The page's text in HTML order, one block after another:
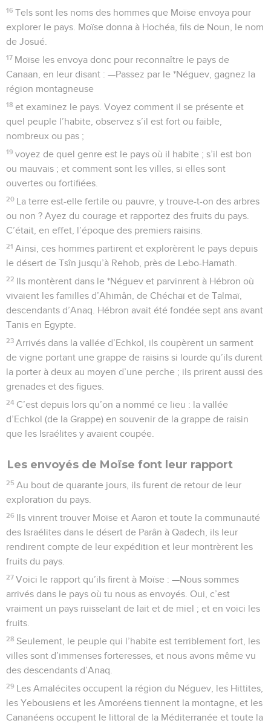
16 Tels sont les noms des hommes que Moïse envoya pour
explorer le pays. Moïse donna à Hochéa, fils de Noun, le nom
de Josué.
17 Moïse les envoya donc pour reconnaître le pays de
Canaan, en leur disant : —Passez par le *Néguev, gagnez la
région montagneuse
18 et examinez le pays. Voyez comment il se présente et
quel peuple l’habite, observez s’il est fort ou faible,
nombreux ou pas ;
19 voyez de quel genre est le pays où il habite ; s’il est bon
ou mauvais ; et comment sont les villes, si elles sont
ouvertes ou fortifiées.
20 La terre est-elle fertile ou pauvre, y trouve-t-on des arbres
ou non ? Ayez du courage et rapportez des fruits du pays.
C’était, en effet, l’époque des premiers raisins.
21 Ainsi, ces hommes partirent et explorèrent le pays depuis
le désert de Tsîn jusqu’à Rehob, près de Lebo-Hamath.
22 Ils montèrent dans le *Néguev et parvinrent à Hébron où
vivaient les familles d’Ahimân, de Chéchaï et de Talmaï,
descendants d’Anaq. Hébron avait été fondée sept ans avant
Tanis en Egypte.
23 Arrivés dans la vallée d’Echkol, ils coupèrent un sarment
de vigne portant une grappe de raisins si lourde qu’ils durent
la porter à deux au moyen d’une perche ; ils prirent aussi des
grenades et des figues.
24 C’est depuis lors qu’on a nommé ce lieu : la vallée
d’Echkol (de la Grappe) en souvenir de la grappe de raisin
que les Israélites y avaient coupée.
Les envoyés de Moïse font leur rapport
25 Au bout de quarante jours, ils furent de retour de leur
exploration du pays.
26 Ils vinrent trouver Moïse et Aaron et toute la communauté
des Israélites dans le désert de Parân à Qadech, ils leur
rendirent compte de leur expédition et leur montrèrent les
fruits du pays.
27 Voici le rapport qu’ils firent à Moïse : —Nous sommes
arrivés dans le pays où tu nous as envoyés. Oui, c’est
vraiment un pays ruisselant de lait et de miel ; et en voici les
fruits.
28 Seulement, le peuple qui l’habite est terriblement fort, les
villes sont d’immenses forteresses, et nous avons même vu
des descendants d’Anaq.
29 Les Amalécites occupent la région du Néguev, les Hittites,
les Yebousiens et les Amoréens tiennent la montagne, et les
Cananéens occupent le littoral de la Méditerranée et toute la